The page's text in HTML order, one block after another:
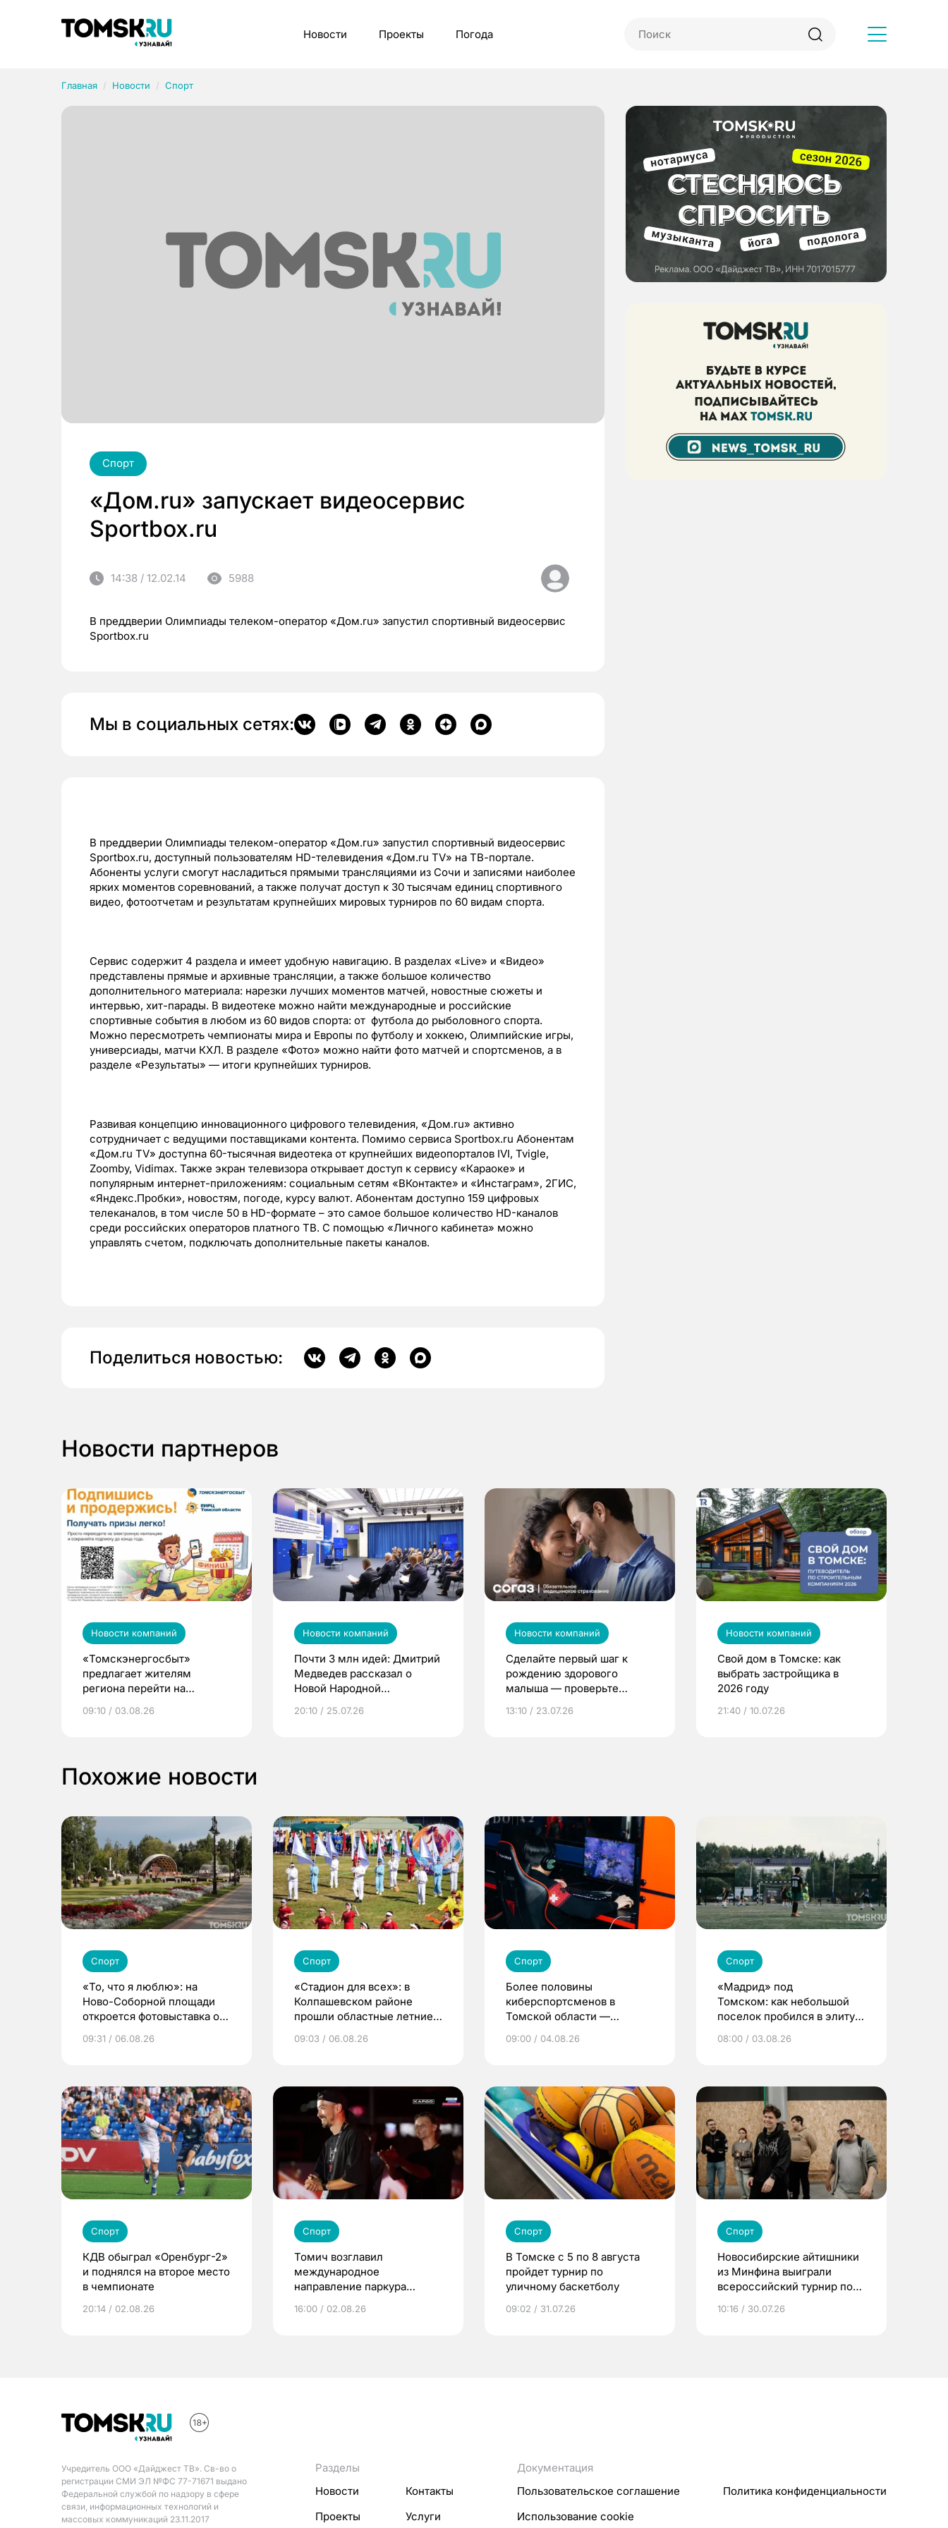
Новости Проекты Погода
Главная Новости Спорт
Спорт
«Дом.ru» запускает видеосервис
Sportbox.ru
14:38 / 12.02.14 5988
В преддверии Олимпиады телеком-оператор «Дом.ru» запустил спортивный видеосервис
Sportbox.ru
Мы в социальных сетях:
В преддверии Олимпиады телеком-оператор «Дом.ru» запустил спортивный видеосервис
Sportbox.ru, доступный пользователям HD-телевидения «Дом.ru TV» на ТВ-портале.
Абоненты услуги смогут насладиться прямыми трансляциями из Сочи и записями наиболее
ярких моментов соревнований, а также получат доступ к 30 тысячам единиц спортивного
видео, фотоотчетам и результатам крупнейших мировых турниров по 60 видам спорта.
Сервис содержит 4 раздела и имеет удобную навигацию. В разделах «Live» и «Видео»
представлены прямые и архивные трансляции, а также большое количество
дополнительного материала: нарезки лучших моментов матчей, новостные сюжеты и
интервью, хит-парады. В видеотеке можно найти международные и российские
спортивные события в любом из 60 видов спорта: от футбола до рыболовного спорта.
Можно пересмотреть чемпионаты мира и Европы по футболу и хоккею, Олимпийские игры,
универсиады, матчи КХЛ. В разделе «Фото» можно найти фото матчей и спортсменов, а в
разделе «Результаты» — итоги крупнейших турниров.
Развивая концепцию инновационного цифрового телевидения, «Дом.ru» активно
сотрудничает с ведущими поставщиками контента. Помимо сервиса Sportbox.ru Абонентам
«Дом.ru TV» доступна 60-тысячная видеотека от крупнейших видеопорталов IVI, Tvigle,
Zoomby, Vidimax. Также экран телевизора открывает доступ к сервису «Караоке» и
популярным интернет-приложениям: социальным сетям «ВКонтакте» и «Инстаграм», 2ГИС,
«Яндекс.Пробки», новостям, погоде, курсу валют. Абонентам доступно 159 цифровых
телеканалов, в том числе 50 в HD-формате – это самое большое количество HD-каналов
среди российских операторов платного ТВ. С помощью «Личного кабинета» можно
управлять счетом, подключать дополнительные пакеты каналов.
Поделиться новостью:
Новости партнеров
Новости компаний
«Томскэнергосбыт»
предлагает жителям
региона перейти на
выиграть призы
09:10 / 03.08.26
Новости компаний
Почти 3 млн идей: Дмитрий
Медведев рассказал о
Новой Народной
20:10 / 25.07.26
Новости компаний
Сделайте первый шаг к
рождению здорового
малыша — проверьте
по ОМС!
13:10 / 23.07.26
Новости компаний
Свой дом в Томске: как
выбрать застройщика в
2026 году
21:40 / 10.07.26
Похожие новости
Спорт
«То, что я люблю»: на
Ново-Соборной площади
откроется фотовыставка о
09:31 / 06.08.26
Спорт
«Стадион для всех»: в
Колпашевском районе
прошли областные летние
09:03 / 06.08.26
Спорт
Более половины
киберспортсменов в
Томской области —
09:00 / 04.08.26
Спорт
«Мадрид» под
Томском: как небольшой
поселок пробился в элиту
08:00 / 03.08.26
Спорт
КДВ обыграл «Оренбург-2»
и поднялся на второе место
в чемпионате
20:14 / 02.08.26
Спорт
Томич возглавил
международное
направление паркура
16:00 / 02.08.26
Спорт
В Томске с 5 по 8 августа
пройдет турнир по
уличному баскетболу
09:02 / 31.07.26
Спорт
Новосибирские айтишники
из Минфина выиграли
всероссийский турнир по
10:16 / 30.07.26
Учредитель ООО «Дайджест ТВ». Св-во о
регистрации СМИ ЭЛ №ФС 77-71671 выдано
Федеральной службой по надзору в сфере
связи, информационных технологий и
массовых коммуникаций 23.11.2017
Разделы
Новости
Контакты
Проекты
Услуги
Документация
Пользовательское соглашение
Политика конфиденциальности
Использование cookie
Рубрики